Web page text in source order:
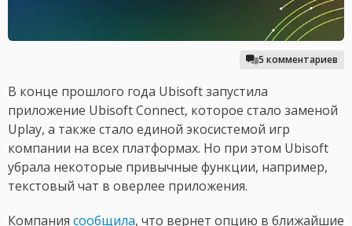
5 комментариев
В конце прошлого года Ubisoft запустила
приложение Ubisoft Connect, которое стало заменой
Uplay, а также стало единой экосистемой игр
компании на всех платформах. Но при этом Ubisoft
убрала некоторые привычные функции, например,
текстовый чат в оверлее приложения.
Компания сообщила, что вернет опцию в ближайшие